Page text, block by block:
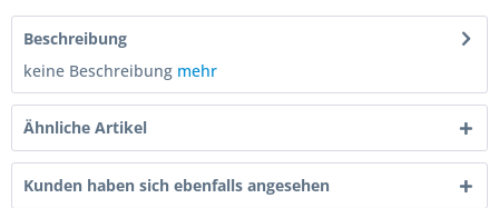
Beschreibung
keine Beschreibung mehr
Ähnliche Artikel
Kunden haben sich ebenfalls angesehen